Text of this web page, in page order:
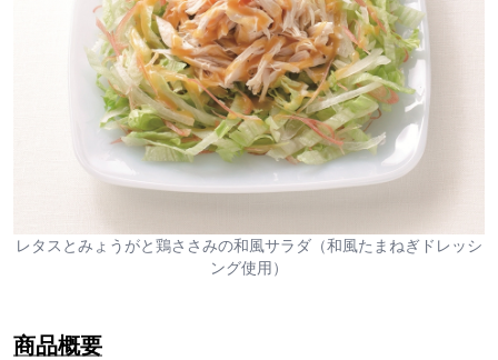
レタスとみょうがと鶏ささみの和風サラダ（和風たまねぎドレッシ
ング使用）
商品概要